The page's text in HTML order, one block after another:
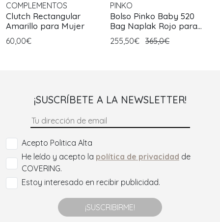
COMPLEMENTOS
Clutch Rectangular
Amarillo para Mujer
60,00€
PINKO
Bolso Pinko Baby 520
Bag Naplak Rojo para
Mujer
255,50€ 365,0€
¡SUSCRÍBETE A LA NEWSLETTER!
Acepto Politica Alta
He leído y acepto la política de privacidad de
COVERING.
Estoy interesado en recibir publicidad.
¡SUSCRIBIRME!